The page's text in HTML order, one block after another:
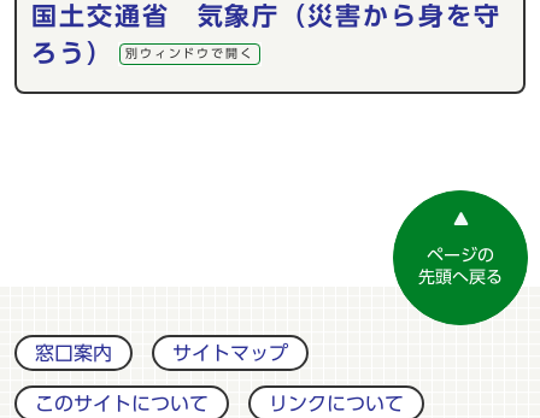
国土交通省 気象庁（災害から身を守
ろう）
別ウィンドウで開く
ページの
先頭へ戻る
窓口案内 サイトマップ
このサイトについて リンクについて